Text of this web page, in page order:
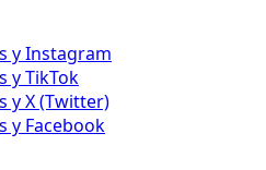
у Instagram
у TikTok
у X (Twitter)
у Facebook